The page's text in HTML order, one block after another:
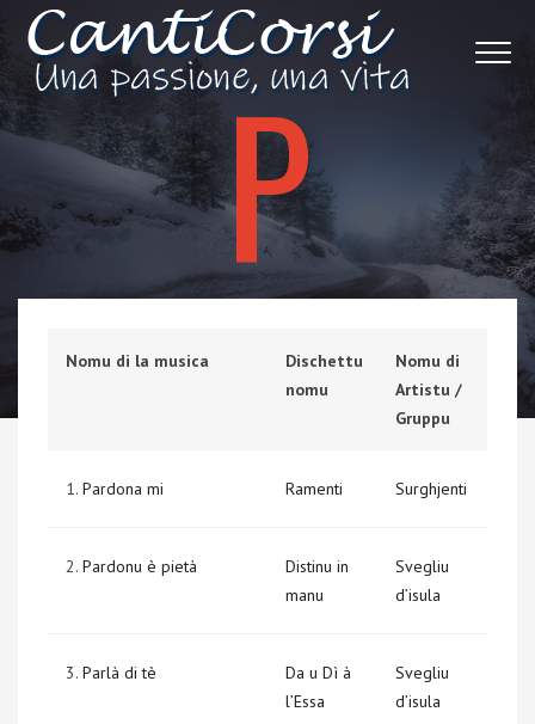
P
Nomu di la musica
Dischettu
nomu
Nomu di
Artistu /
Gruppu
1. Pardona mi Ramenti Surghjenti
2. Pardonu è pietà
Distinu in
manu
Svegliu
d’isula
3. Parlà di tè
Da u Dì à
l’Essa
Svegliu
d’isula